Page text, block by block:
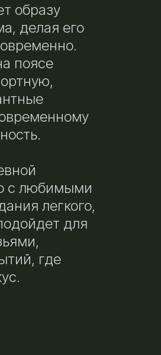
образу
делая его
поясе
с любимыми
легкого,
для
где